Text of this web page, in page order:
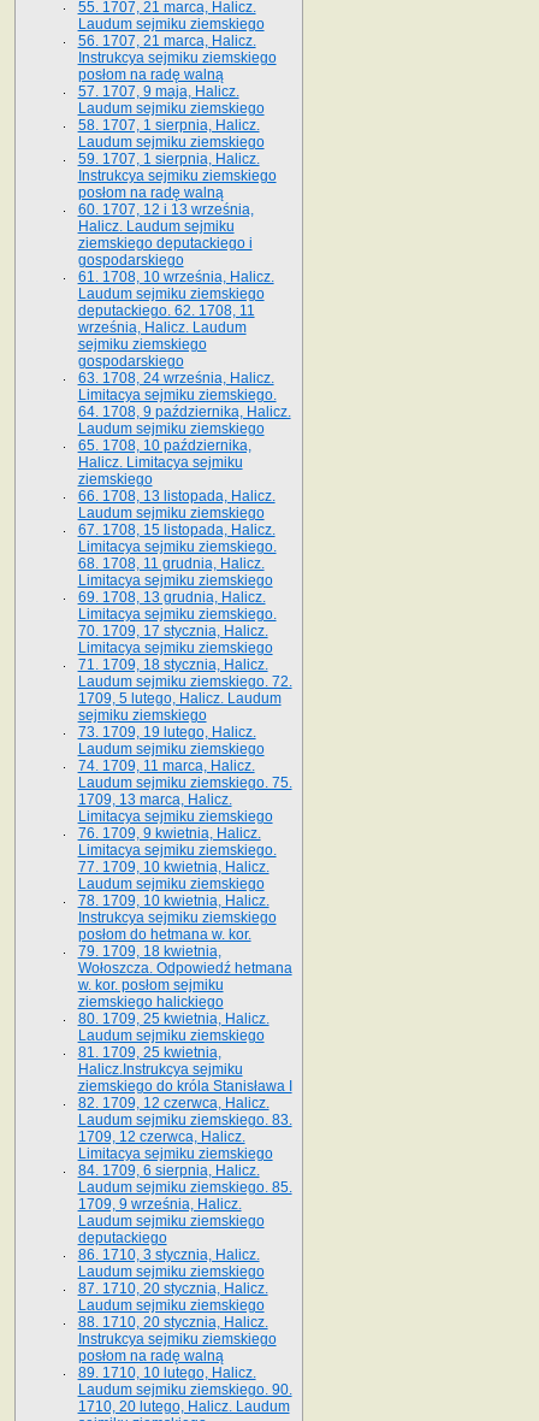
55. 1707, 21 marca, Halicz.
Laudum sejmiku ziemskiego
56. 1707, 21 marca, Halicz.
Instrukcya sejmiku ziemskiego
posłom na radę walną
57. 1707, 9 maja, Halicz.
Laudum sejmiku ziemskiego
58. 1707, 1 sierpnia, Halicz.
Laudum sejmiku ziemskiego
59. 1707, 1 sierpnia, Halicz.
Instrukcya sejmiku ziemskiego
posłom na radę walną
60. 1707, 12 i 13 września,
Halicz. Laudum sejmiku
ziemskiego deputackiego i
gospodarskiego
61. 1708, 10 września, Halicz.
Laudum sejmiku ziemskiego
deputackiego. 62. 1708, 11
września, Halicz. Laudum
sejmiku ziemskiego
gospodarskiego
63. 1708, 24 września, Halicz.
Limitacya sejmiku ziemskiego.
64. 1708, 9 października, Halicz.
Laudum sejmiku ziemskiego
65­. 1708, 10 października,
Halicz. Limitacya sejmiku
ziemskiego
66. 1708, 13 listopada, Halicz.
Laudum sejmiku ziemskiego
67. 1708, 15 listopada, Halicz.
Limitacya sejmiku ziemskiego.
68. 1708, 11 grudnia, Halicz.
Limitacya sejmiku ziemskiego
69. 1708, 13 grudnia, Halicz.
Limitacya sejmiku ziemskiego.
70. 1709, 17 stycznia, Halicz.
Limitacya sejmiku ziemskiego
71. 1709, 18 stycznia, Halicz.
Laudum sejmiku ziemskiego. 72.
1709, 5 lutego, Halicz. Laudum
sejmiku ziemskiego
73. 1709, 19 lutego, Halicz.
Laudum sejmiku ziemskiego
74. 1709, 11 marca, Halicz.
Laudum sejmiku ziemskiego. 75.
1709, 13 marca, Halicz.
Limitacya sejmiku ziemskiego
76. 1709, 9 kwietnia, Halicz.
Limitacya sejmiku ziemskiego.
77. 1709, 10 kwietnia, Halicz.
Laudum sejmiku ziemskiego
78. 1709, 10 kwietnia, Halicz.
Instrukcya sejmiku ziemskiego
posłom do hetmana w. kor.
79. 1709, 18 kwietnia,
Wołoszcza. Odpowiedź hetmana
w. kor. posłom sejmiku
ziemskiego halickiego
80. 1709, 25 kwietnia, Halicz.
Laudum sejmiku ziemskiego
81. 1709, 25 kwietnia,
Halicz.Instrukcya sejmiku
ziemskiego do króla Stanisława I
82. 1709, 12 czerwca, Halicz.
Laudum sejmiku ziemskiego. 83.
1709, 12 czerwca, Halicz.
Limitacya sejmiku ziemskiego
84. 1709, 6 sierpnia, Halicz.
Laudum sejmiku ziemskiego. 85.
1709, 9 września, Halicz.
Laudum sejmiku ziemskiego
deputackiego
86. 1710, 3 stycznia, Halicz.
Laudum sejmiku ziemskiego
87. 1710, 20 stycznia, Halicz.
Laudum sejmiku ziemskiego
88. 1710, 20 stycznia, Halicz.
Instrukcya sejmiku ziemskiego
posłom na radę walną
89. 1710, 10 lutego, Halicz.
Laudum sejmiku ziemskiego. 90.
1710, 20 lutego, Halicz. Laudum